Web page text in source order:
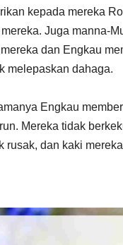
kepada mereka
Juga manna-
dan Engkau
melepaskan dahaga.
Engkau
Mereka tidak
rusak, dan kaki